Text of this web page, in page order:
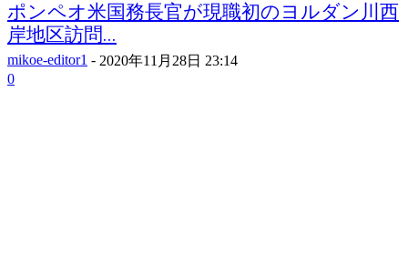
ポンペオ米国務長官が現職初のヨルダン川西
岸地区訪問...
mikoe-editor1 - 2020年11月28日 23:14
0